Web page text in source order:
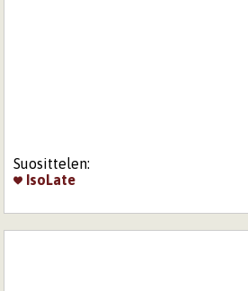
Suosittelen:
IsoLate